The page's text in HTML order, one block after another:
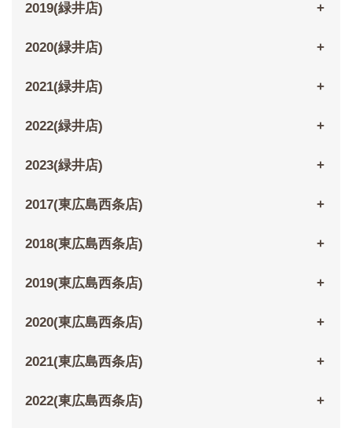
2019(緑井店)
2020(緑井店)
2021(緑井店)
2022(緑井店)
2023(緑井店)
2017(東広島西条店)
2018(東広島西条店)
2019(東広島西条店)
2020(東広島西条店)
2021(東広島西条店)
2022(東広島西条店)